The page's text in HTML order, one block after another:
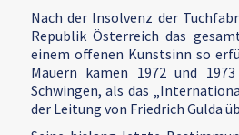
Nach der Insolvenz der
Republik Österreich das
einem offenen Kunstsinn so
Mauern kamen 1972 und
Schwingen, als das
der Leitung von Friedrich Gulda